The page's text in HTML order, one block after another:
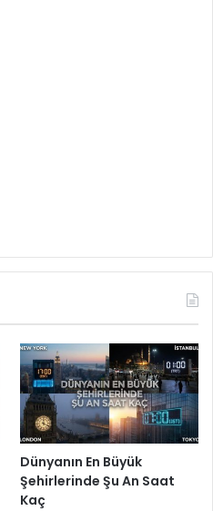
Dünyanın En Büyük
Şehirlerinde Şu An Saat
Kaç